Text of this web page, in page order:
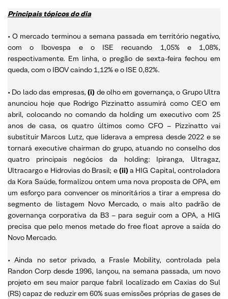
Principais tópicos do dia
• O mercado terminou a semana passada em território negativo,
com o Ibovespa e o ISE recuando 1,05% e 1,08%,
respectivamente. Em linha, o pregão de sexta-feira fechou em
queda, com o IBOV caindo 1,12% e o ISE 0,82%.
• Do lado das empresas,(i) de olho em governança, o Grupo Ultra
anunciou hoje que Rodrigo Pizzinatto assumirá como CEO em
abril, colocando no comando da holding um executivo com 25
anos de casa, os quatro últimos como CFO – Pizzinatto vai
substituir Marcos Lutz, que liderava a empresa desde 2022 e se
tornará executive chairman do grupo, atuando no conselho dos
quatro principais negócios da holding: Ipiranga, Ultragaz,
Ultracargo e Hidrovias do Brasil; e(ii)a HIG Capital, controladora
da Kora Saúde, formalizou ontem uma nova proposta de OPA, em
um esforço para convencer os minoritários a tirar a empresa do
segmento de listagem Novo Mercado, o mais alto padrão de
governança corporativa da B3 – para seguir com a OPA, a HIG
precisa que pelo menos metade do free float aprove a saída do
Novo Mercado.
• Ainda no setor privado, a Frasle Mobility, controlada pela
Randon Corp desde 1996, lançou, na semana passada, um novo
projeto em seu maior parque fabril localizado em Caxias do Sul
(RS) capaz de reduzir em 60% suas emissões próprias de gases de